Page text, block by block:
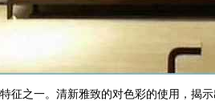
征之一。清新雅致的对色彩的使用，揭